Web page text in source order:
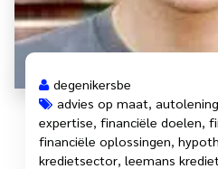
degenikersbe
advies op maat autolening
expertise financiële doelen
financiële oplossingen
kredietsector leemans